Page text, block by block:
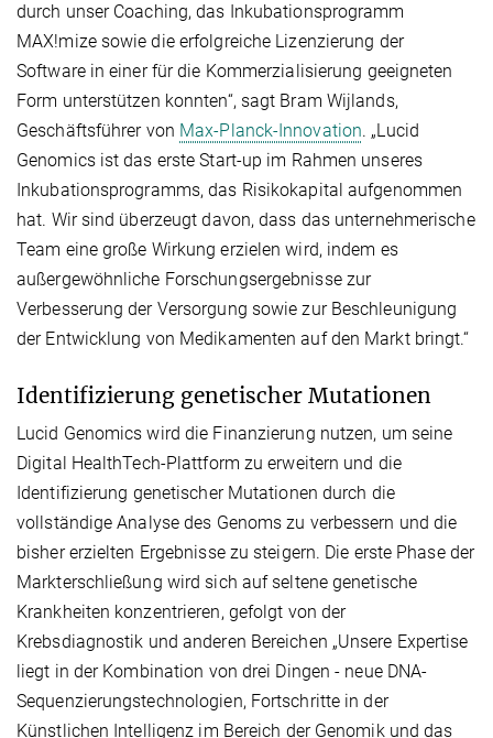
durch unser Coaching, das Inkubationsprogramm
MAX!mize sowie die erfolgreiche Lizenzierung der
Software in einer für die Kommerzialisierung geeigneten
Form unterstützen konnten“, sagt Bram Wijlands,
Geschäftsführer von Max-Planck-Innovation. „Lucid
Genomics ist das erste Start-up im Rahmen unseres
Inkubationsprogramms, das Risikokapital aufgenommen
hat. Wir sind überzeugt davon, dass das unternehmerische
Team eine große Wirkung erzielen wird, indem es
außergewöhnliche Forschungsergebnisse zur
Verbesserung der Versorgung sowie zur Beschleunigung
der Entwicklung von Medikamenten auf den Markt bringt.“
Identifizierung genetischer Mutationen
Lucid Genomics wird die Finanzierung nutzen, um seine
Digital HealthTech-Plattform zu erweitern und die
Identifizierung genetischer Mutationen durch die
vollständige Analyse des Genoms zu verbessern und die
bisher erzielten Ergebnisse zu steigern. Die erste Phase der
Markterschließung wird sich auf seltene genetische
Krankheiten konzentrieren, gefolgt von der
Krebsdiagnostik und anderen Bereichen „Unsere Expertise
liegt in der Kombination von drei Dingen - neue DNA-
Sequenzierungstechnologien, Fortschritte in der
Künstlichen Intelligenz im Bereich der Genomik und das